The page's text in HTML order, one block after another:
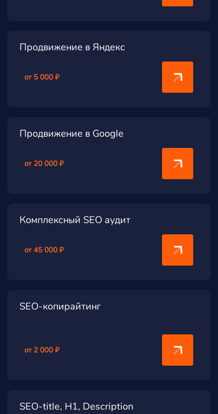
Продвижение в Яндекс
от 5 000 ₽
Продвижение в Google
от 20 000 ₽
Комплексный SEO аудит
от 45 000 ₽
SEO-копирайтинг
от 2 000 ₽
SEO-title, H1, Description